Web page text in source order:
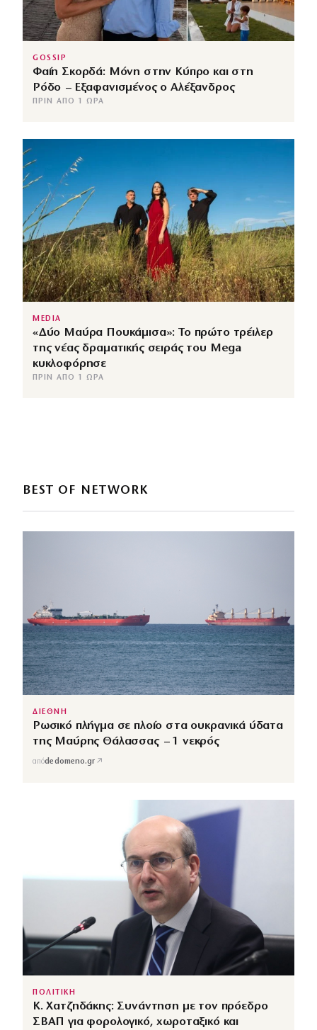
GOSSIP
Φαίη Σκορδά: Μόνη στην Κύπρο και στη
Ρόδο – Εξαφανισμένος ο Αλέξανδρος
ΠΡΙΝ ΑΠΌ 1 ΏΡΑ
MEDIA
«Δύο Μαύρα Πουκάμισα»: Το πρώτο τρέιλερ
της νέας δραματικής σειράς του Mega
κυκλοφόρησε
ΠΡΙΝ ΑΠΌ 1 ΏΡΑ
BEST OF NETWORK
ΔΙΕΘΝΗ
Ρωσικό πλήγμα σε πλοίο στα ουκρανικά ύδατα
της Μαύρης Θάλασσας – 1 νεκρός
απόdedomeno.gr ↗
ΠΟΛΙΤΙΚΗ
Κ. Χατζηδάκης: Συνάντηση με τον πρόεδρο
ΣΒΑΠ για φορολογικό, χωροταξικό και